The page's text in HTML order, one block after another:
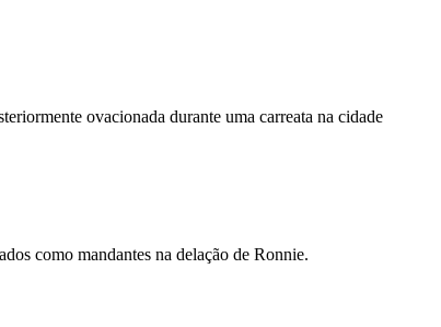
ovacionada durante uma carreata na cidade
como mandantes na delação de Ronnie.